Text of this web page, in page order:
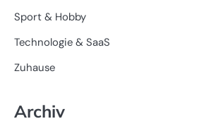
Sport & Hobby
Technologie & SaaS
Zuhause
Archiv